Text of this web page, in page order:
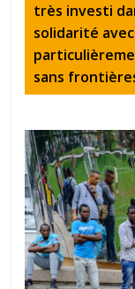
très investi
solidarité
sans